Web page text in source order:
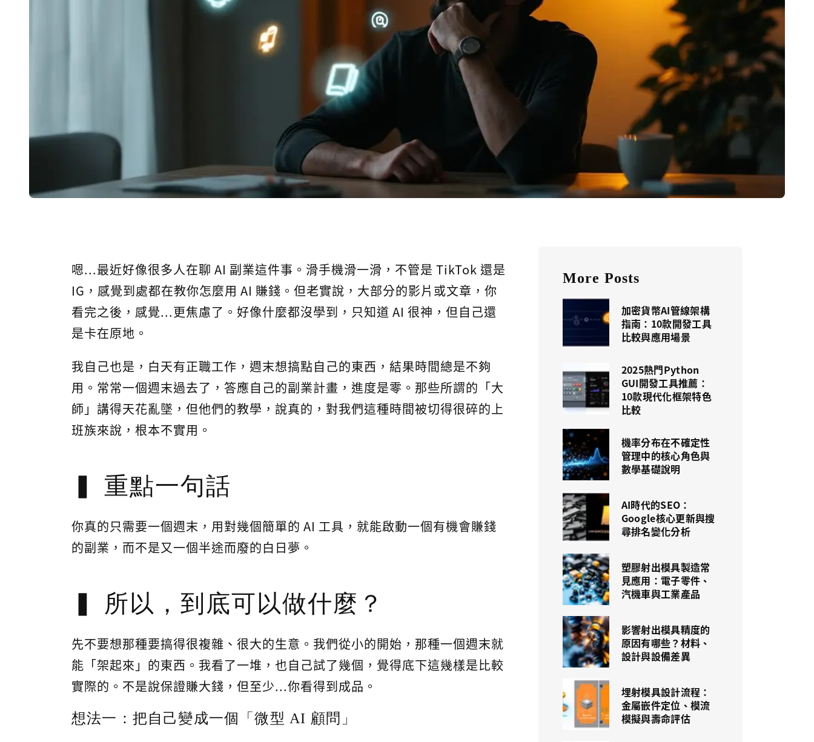
嗯...最近好像很多人在聊 AI 副業這件事。滑手機滑一滑，不管是 TikTok 還是
IG，感覺到處都在教你怎麼用 AI 賺錢。但老實說，大部分的影片或文章，你
看完之後，感覺...更焦慮了。好像什麼都沒學到，只知道 AI 很神，但自己還
是卡在原地。
我自己也是，白天有正職工作，週末想搞點自己的東西，結果時間總是不夠
用。常常一個週末過去了，答應自己的副業計畫，進度是零。那些所謂的「大
師」講得天花亂墜，但他們的教學，說真的，對我們這種時間被切得很碎的上
班族來說，根本不實用。
重點一句話
你真的只需要一個週末，用對幾個簡單的 AI 工具，就能啟動一個有機會賺錢
的副業，而不是又一個半途而廢的白日夢。
所以，到底可以做什麼？
先不要想那種要搞得很複雜、很大的生意。我們從小的開始，那種一個週末就
能「架起來」的東西。我看了一堆，也自己試了幾個，覺得底下這幾樣是比較
實際的。不是說保證賺大錢，但至少...你看得到成品。
想法一：把自己變成一個「微型 AI 顧問」
More Posts
加密貨幣AI管線架構
指南：10款開發工具
比較與應用場景
2025熱門Python
GUI開發工具推薦：
10款現代化框架特色
比較
機率分布在不確定性
管理中的核心角色與
數學基礎說明
AI時代的SEO：
Google核心更新與搜
尋排名變化分析
塑膠射出模具製造常
見應用：電子零件、
汽機車與工業產品
影響射出模具精度的
原因有哪些？材料、
設計與設備差異
埋射模具設計流程：
金屬嵌件定位、模流
模擬與壽命評估